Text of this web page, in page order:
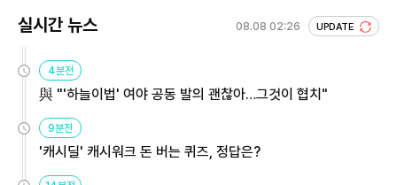
실시간 뉴스 08.08 02:26 UPDATE
4분전
與 "'하늘이법' 여야 공동 발의 괜찮아…그것이 협치"
9분전
'캐시딜' 캐시워크 돈 버는 퀴즈, 정답은?